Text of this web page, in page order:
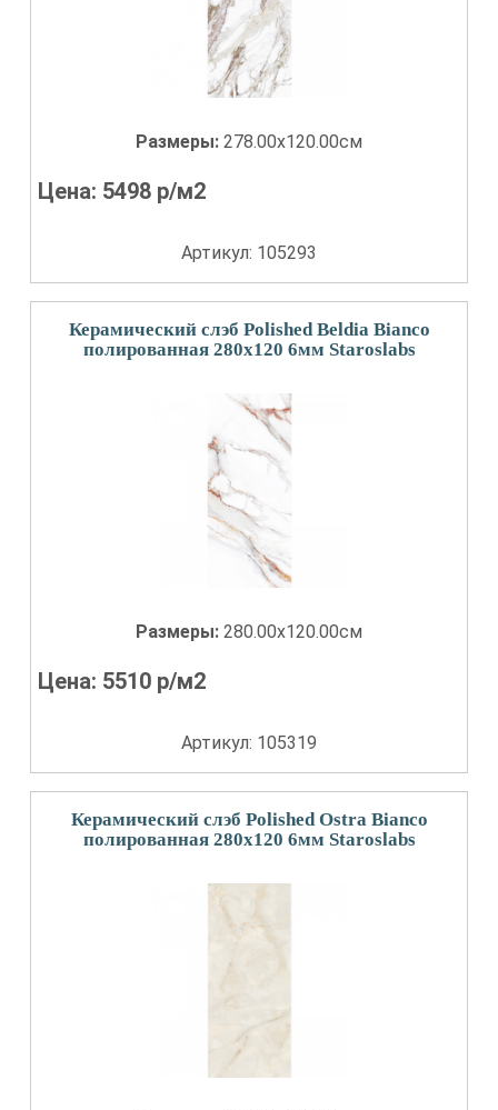
Размеры: 278.00x120.00см
Цена: 5498 р/м2
Артикул: 105293
Керамический слэб Polished Beldia Bianco
полированная 280x120 6мм Staroslabs
Размеры: 280.00x120.00см
Цена: 5510 р/м2
Артикул: 105319
Керамический слэб Polished Ostra Bianco
полированная 280x120 6мм Staroslabs